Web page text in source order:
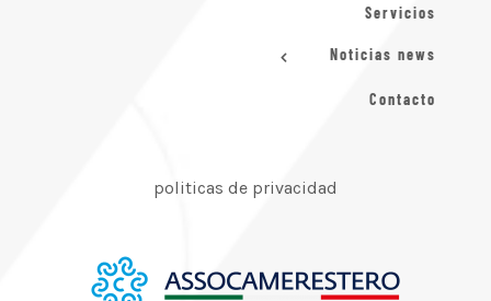
Servicios
Noticias news
Contacto
politicas de privacidad